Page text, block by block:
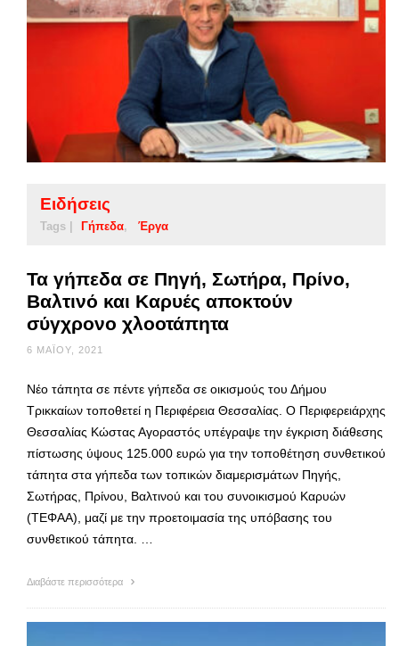
Ειδήσεις
Tags | Γήπεδα Έργα
Τα γήπεδα σε Πηγή, Σωτήρα, Πρίνο,
Βαλτινό και Καρυές αποκτούν
σύγχρονο χλοοτάπητα
6 ΜΑΪ́ΟΥ, 2021
Νέο τάπητα σε πέντε γήπεδα σε οικισμούς του Δήμου
Τρικκαίων τοποθετεί η Περιφέρεια Θεσσαλίας. Ο Περιφερειάρχης
Θεσσαλίας Κώστας Αγοραστός υπέγραψε την έγκριση διάθεσης
πίστωσης ύψους 125.000 ευρώ για την τοποθέτηση συνθετικού
τάπητα στα γήπεδα των τοπικών διαμερισμάτων Πηγής,
Σωτήρας, Πρίνου, Βαλτινού και του συνοικισμού Καρυών
(ΤΕΦΑΑ), μαζί με την προετοιμασία της υπόβασης του
συνθετικού τάπητα. …
Διαβάστε περισσότερα